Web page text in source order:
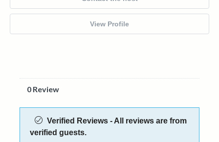
View Profile
0 Review
Verified Reviews - All reviews are from
verified guests.